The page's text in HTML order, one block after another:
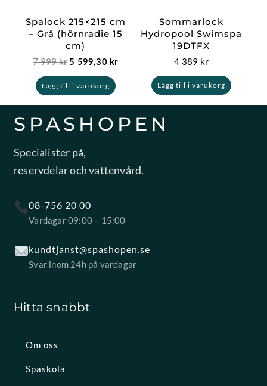
Spalock 215×215 cm
– Grå (hörnradie 15
cm)
7 999kr 5 599,30 kr
Lägg till i varukorg
Sommarlock
Hydropool Swimspa
19DTFX
4 389 kr
Lägg till i varukorg
SPASHOPEN
Specialister på,
reservdelar och vattenvård.
08-756 20 00
Vardagar 09:00 – 15:00
kundtjanst@spashopen.se
Svar inom 24h på vardagar
Hitta snabbt
Om oss
Spaskola